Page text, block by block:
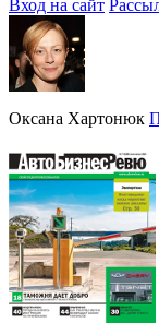
Вход на сайт
Оксана Хартонюк